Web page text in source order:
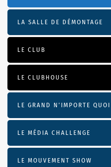
LA SALLE DE DÉMONTAGE
LE CLUB
LE CLUBHOUSE
LE GRAND N’IMPORTE QUOI
LE MÉDIA CHALLENGE
LE MOUVEMENT SHOW